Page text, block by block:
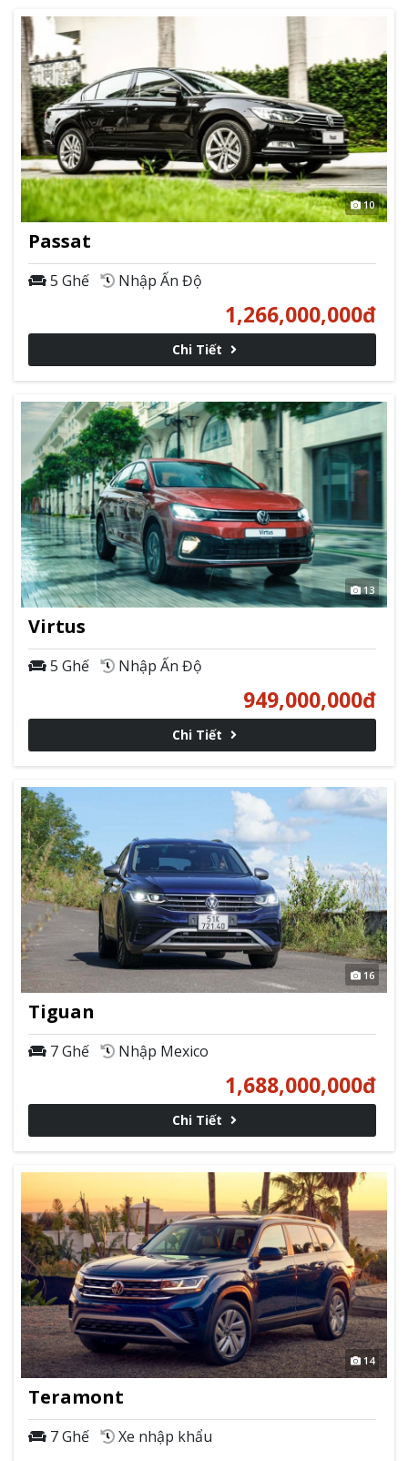
10
Passat
5 Ghế Nhập Ấn Độ
1,266,000,000đ
Chi Tiết
13
Virtus
5 Ghế Nhập Ấn Độ
949,000,000đ
Chi Tiết
16
Tiguan
7 Ghế Nhập Mexico
1,688,000,000đ
Chi Tiết
14
Teramont
7 Ghế Xe nhập khẩu